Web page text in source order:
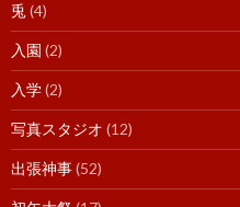
兎 (4)
入園 (2)
入学(2)
写真スタジオ (12)
出張神事(52)